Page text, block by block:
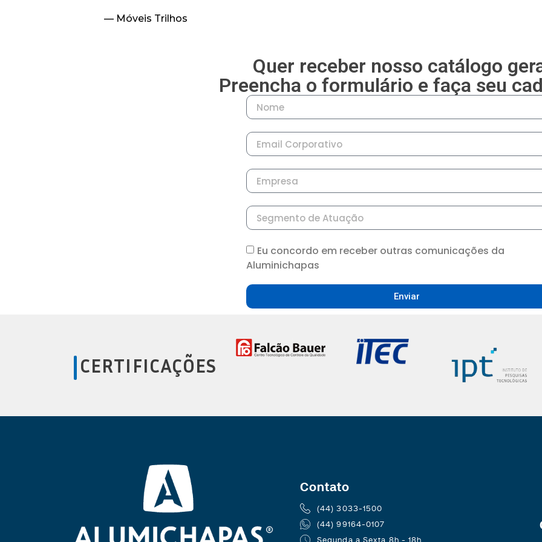
— Móveis Trilhos
Quer receber nosso catálogo
Preencha o formulário e faça seu
Eu concordo em receber outras comunicações da
Aluminichapas
Enviar
CERTIFICAÇÕES
Contato
(44) 3033-1500
(44) 99164-0107
Segunda a Sexta 8h - 18h